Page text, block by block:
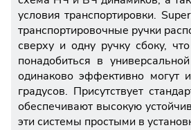
условия транспортировки.
транспортировочные ручки
сверху и одну ручку сбоку,
понадобиться в
одинаково эффективно могут
градусов. Присутствует
обеспечивают высокую
эти системы простыми в